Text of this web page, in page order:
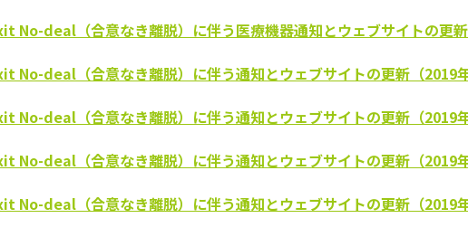
No-deal（合意なき離脱）に伴う医療機器通知とウェブサイトの更新
No-deal（合意なき離脱）に伴う通知とウェブサイトの更新（2019
No-deal（合意なき離脱）に伴う通知とウェブサイトの更新（2019
No-deal（合意なき離脱）に伴う通知とウェブサイトの更新（2019
No-deal（合意なき離脱）に伴う通知とウェブサイトの更新（2019